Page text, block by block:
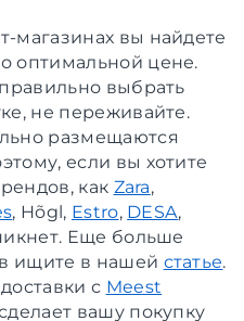
магазинах вы найдете
оптимальной цене.
выбрать
не переживайте.
размещаются
если вы хотите
как Zara,
, Hõgl, Estro, DESA,
Еще больше
ищите в нашей статье.
с Meest
вашу покупку